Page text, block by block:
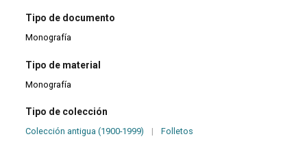
Tipo de documento
Monografía
Tipo de material
Monografía
Tipo de colección
Colección antigua (1900-1999) | Folletos